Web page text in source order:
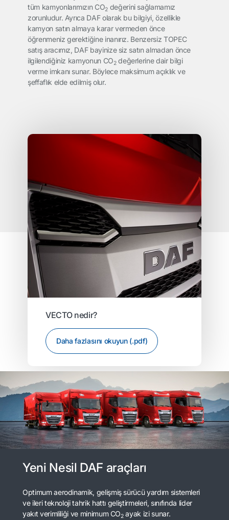
tüm kamyonlarımızın CO2değerini sağlamamız
zorunludur. Ayrıca DAF olarak bu bilgiyi, özellikle
kamyon satın almaya karar vermeden önce
öğrenmeniz gerektiğine inanırız. Benzersiz TOPEC
satış aracımız, DAF bayinize siz satın almadan önce
ilgilendiğiniz kamyonun CO2değerlerine dair bilgi
verme imkanı sunar. Böylece maksimum açıklık ve
şeffaflık elde edilmiş olur.
VECTO nedir?
Daha fazlasını okuyun (.pdf)
Yeni Nesil DAF araçları
Optimum aerodinamik, gelişmiş sürücü yardım sistemleri
ve ileri teknoloji tahrik hattı geliştirmeleri, sınıfında lider
yakıt verimliliği ve minimum CO2ayak izi sunar.